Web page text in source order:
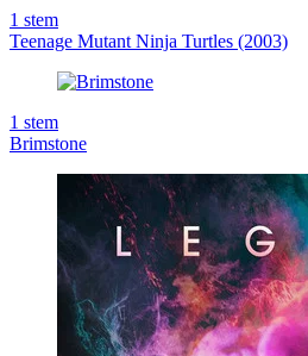
1 stem
Teenage Mutant Ninja Turtles (2003)
1 stem
Brimstone